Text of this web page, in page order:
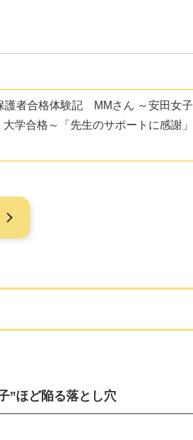
護者合格体験記 MMさん ～安田女子
大学合格～「先生のサポートに感謝」
”ほど陥る落とし穴